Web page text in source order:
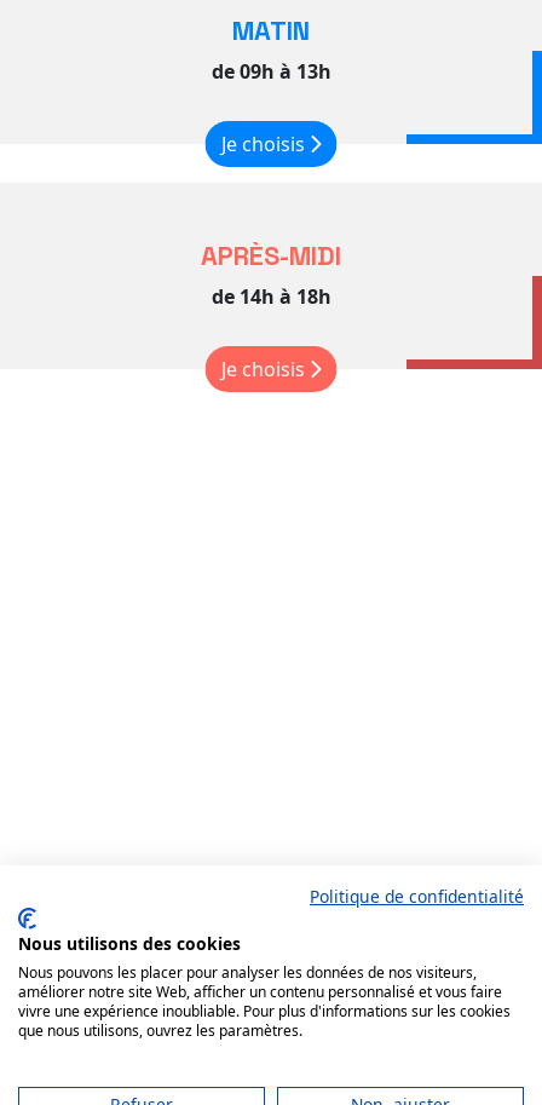
MATIN
de 09h à 13h
Je choisis
APRÈS-MIDI
de 14h à 18h
Je choisis
Politique de confidentialité
Nous utilisons des cookies
Nous pouvons les placer pour analyser les données de nos visiteurs,
améliorer notre site Web, afficher un contenu personnalisé et vous faire
vivre une expérience inoubliable. Pour plus d'informations sur les cookies
que nous utilisons, ouvrez les paramètres.